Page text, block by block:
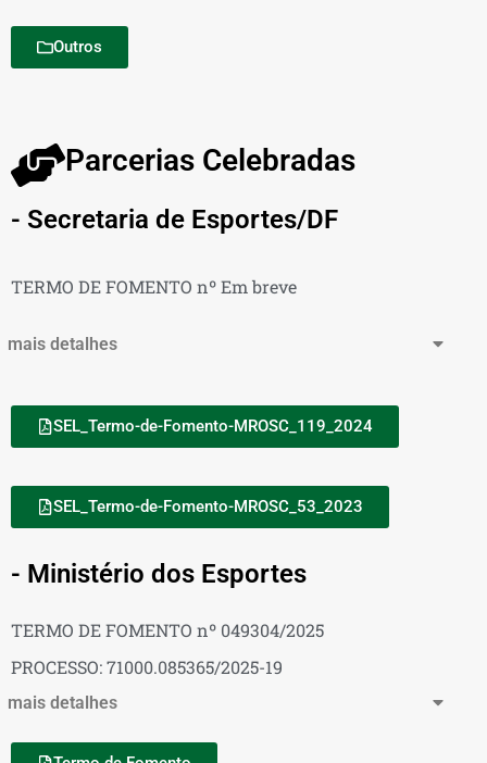
Outros
Parcerias Celebradas
- Secretaria de Esportes/DF
TERMO DE FOMENTO nº Em breve
mais detalhes
SEL_Termo-de-Fomento-MROSC_119_2024
SEL_Termo-de-Fomento-MROSC_53_2023
- Ministério dos Esportes
TERMO DE FOMENTO nº 049304/2025
PROCESSO: 71000.085365/2025-19
mais detalhes